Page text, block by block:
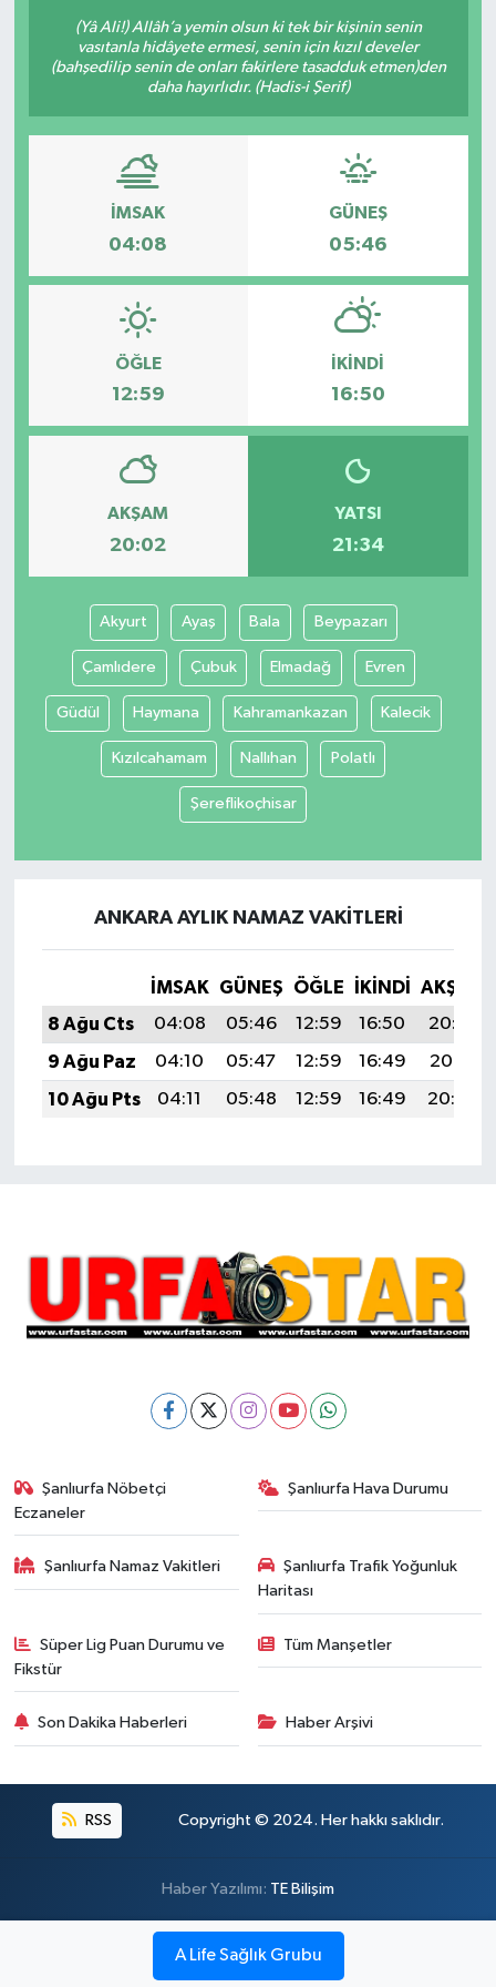
(Yâ Ali!) Allâh’a yemin olsun ki tek bir kişinin senin
vasıtanla hidâyete ermesi, senin için kızıl develer
(bahşedilip senin de onları fakirlere tasadduk etmen)den
daha hayırlıdır. (Hadis-i Şerif)
İMSAK
04:08
GÜNEŞ
05:46
ÖĞLE
12:59
İKINDI
16:50
AKŞAM
20:02
YATSI
21:34
Akyurt Ayaş Bala Beypazarı
Çamlıdere Çubuk Elmadağ Evren
Güdül Haymana Kahramankazan Kalecik
Kızılcahamam Nallıhan Polatlı
Şereflikoçhisar
ANKARA AYLIK NAMAZ VAKITLERI
İMSAK GÜNEŞ ÖĞLE İKINDI
AKŞAM
8 Ağu Cts
04:08 05:46 12:59 16:50
20:02
9 Ağu Paz
04:10 05:47 12:59 16:49
20:01
10 Ağu Pts
04:11 05:48 12:59 16:49 20:00
Şanlıurfa Nöbetçi
Eczaneler
Şanlıurfa Hava Durumu
Şanlıurfa Namaz Vakitleri
Şanlıurfa Trafik Yoğunluk
Haritası
Süper Lig Puan Durumu ve
Fikstür
Tüm Manşetler
Son Dakika Haberleri Haber Arşivi
RSS Copyright © 2024. Her hakkı saklıdır.
Haber Yazılımı: TE Bilişim
A Life Sağlık Grubu